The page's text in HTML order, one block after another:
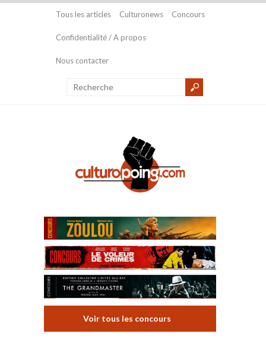
Tous les articles Culturonews Concours
Confidentialité / A propos
Nous contacter
Voir tous les concours